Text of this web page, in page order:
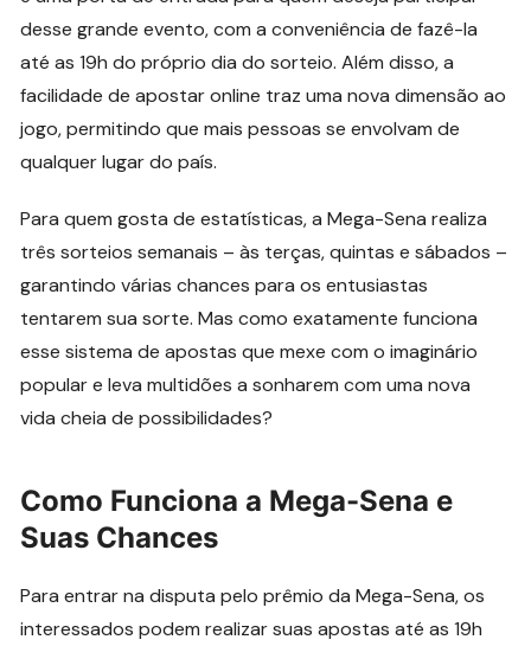
desse grande evento, com a conveniência de fazê-la
até as 19h do próprio dia do sorteio. Além disso, a
facilidade de apostar online traz uma nova dimensão ao
jogo, permitindo que mais pessoas se envolvam de
qualquer lugar do país.
Para quem gosta de estatísticas, a Mega-Sena realiza
três sorteios semanais – às terças, quintas e sábados –
garantindo várias chances para os entusiastas
tentarem sua sorte. Mas como exatamente funciona
esse sistema de apostas que mexe com o imaginário
popular e leva multidões a sonharem com uma nova
vida cheia de possibilidades?
Como Funciona a Mega-Sena e
Suas Chances
Para entrar na disputa pelo prêmio da Mega-Sena, os
interessados podem realizar suas apostas até as 19h